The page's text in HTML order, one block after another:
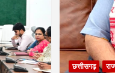
छत्तीसगढ़